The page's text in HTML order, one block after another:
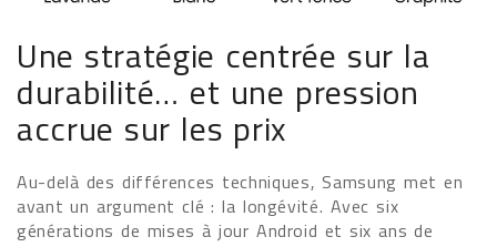
Une stratégie centrée sur la
durabilité… et une pression
accrue sur les prix
Au-delà des différences techniques, Samsung met en
avant un argument clé : la longévité. Avec six
générations de mises à jour Android et six ans de